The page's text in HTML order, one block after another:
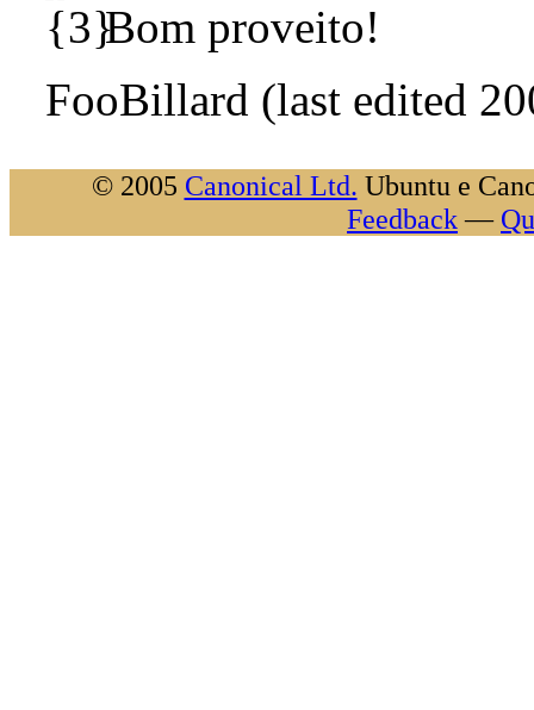
Bom proveito!
FooBillard (last edited
© 2005 Canonical Ltd. Ubuntu e
Feedback—